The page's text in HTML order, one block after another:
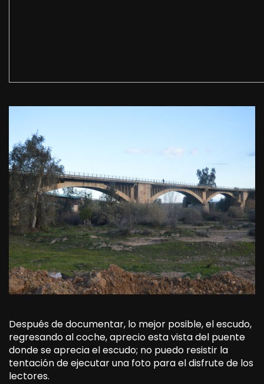
Después de documentar, lo mejor posible, el escudo,
regresando al coche, aprecio esta vista del puente
donde se aprecia el escudo; no puedo resistir la
tentación de ejecutar una foto para el disfrute de los
lectores.